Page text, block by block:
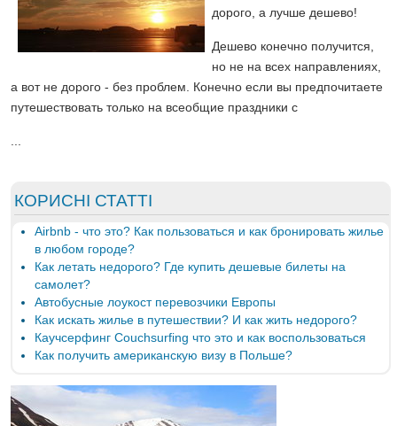
дорого, а лучше дешево!
Дешево конечно получится,
но не на всех направлениях,
а вот не дорого - без проблем. Конечно если вы предпочитаете
путешествовать только на всеобщие праздники с
КОРИСНІ СТАТТІ
Airbnb - что это? Как пользоваться и как бронировать жилье
в любом городе?
Как летать недорого? Где купить дешевые билеты на
самолет?
Автобусные лоукост перевозчики Европы
Как искать жилье в путешествии? И как жить недорого?
Каучсерфинг Couchsurfing что это и как воспользоваться
Как получить американскую визу в Польше?